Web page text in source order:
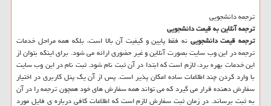
ترجمه دانشجویی
ترجمه آنلاین به قیمت دانشجویی
ترجمه قیمت دانشجویی نه فقط پایین و کیفیت آن بالا است، بلکه همه مراحل خدمات
ترجمه در این وب سایت بصورت آنلاین و غیر حضوری ارائه می شود. برای اینکه بتوان از
این خدمات بهره برد، لازم است که ابتدا در آن ثبت نام شود. ثبت نام در این وب سایت
با وارد کردن چند اطلاعات ساده امکان پذیر است. پس از آن یک پنل کاربری در اختیار
سفارش دهنده قرار می گیرد که می تواند همه سفارش های خود همچون ترجمه را در آن
به ثبت برساند. در زمان ثبت سفارش لازم است که اطلاعات کافی درباره ی فایل مورد